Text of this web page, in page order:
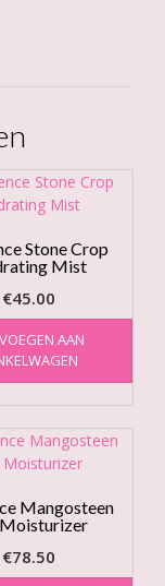
Stone Crop
Mist
€45.00
AAN
Mangosteen
€78.50